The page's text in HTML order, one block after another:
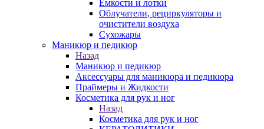
Емкости и лотки
Облучатели, рециркуляторы и
очистители воздуха
Сухожары
Маникюр и педикюр
Назад
Маникюр и педикюр
Аксессуары для маникюра и педикюра
Праймеры и Жидкости
Косметика для рук и ног
Назад
Косметика для рук и ног